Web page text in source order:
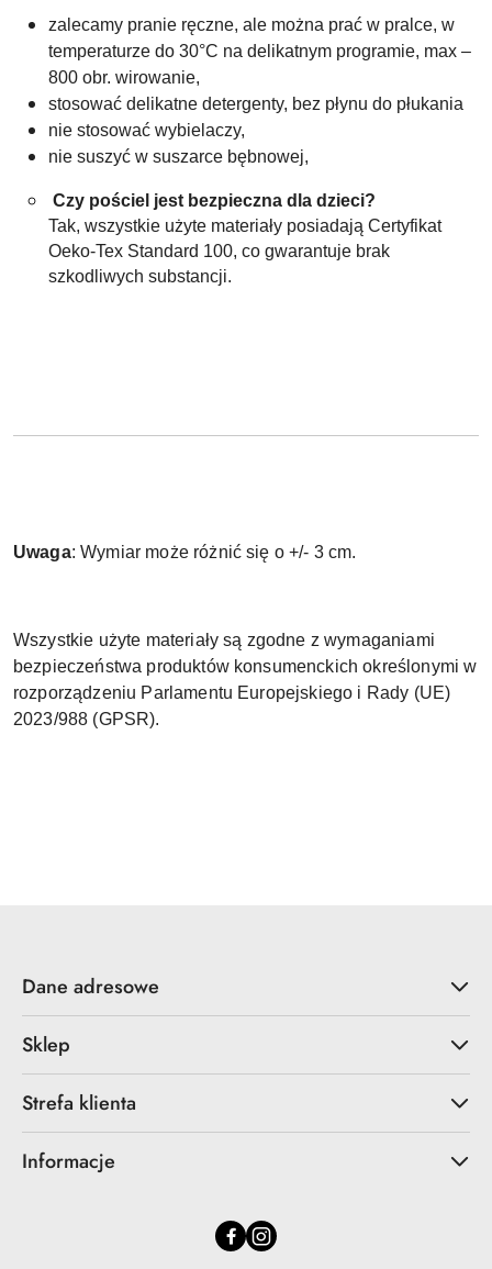
zalecamy pranie ręczne, ale można prać w pralce, w
temperaturze do 30°C na delikatnym programie, max –
800 obr. wirowanie,
stosować delikatne detergenty, bez płynu do płukania
nie stosować wybielaczy,
nie suszyć w suszarce bębnowej,
Czy pościel jest bezpieczna dla dzieci?
Tak, wszystkie użyte materiały posiadają Certyfikat
Oeko-Tex Standard 100, co gwarantuje brak
szkodliwych substancji.
Uwaga: Wymiar może różnić się o +/- 3 cm.
Wszystkie użyte materiały są zgodne z wymaganiami
bezpieczeństwa produktów konsumenckich określonymi w
rozporządzeniu Parlamentu Europejskiego i Rady (UE)
2023/988 (GPSR).
Dane adresowe
Sklep
Strefa klienta
Informacje